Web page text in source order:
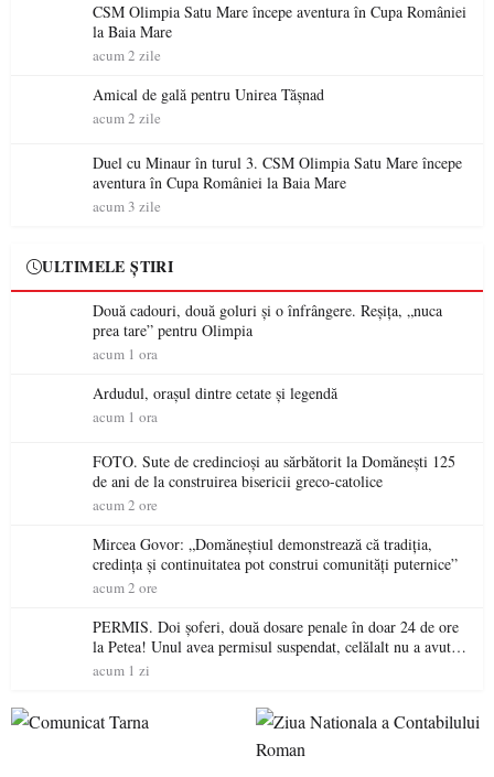
CSM Olimpia Satu Mare începe aventura în Cupa României
la Baia Mare
acum 2 zile
Amical de gală pentru Unirea Tășnad
acum 2 zile
Duel cu Minaur în turul 3. CSM Olimpia Satu Mare începe
aventura în Cupa României la Baia Mare
acum 3 zile
ULTIMELE ȘTIRI
Două cadouri, două goluri și o înfrângere. Reșița, „nuca
prea tare” pentru Olimpia
acum 1 ora
Ardudul, orașul dintre cetate și legendă
acum 1 ora
FOTO. Sute de credincioși au sărbătorit la Domănești 125
de ani de la construirea bisericii greco-catolice
acum 2 ore
Mircea Govor: „Domăneștiul demonstrează că tradiția,
credința și continuitatea pot construi comunități puternice”
acum 2 ore
PERMIS. Doi șoferi, două dosare penale în doar 24 de ore
la Petea! Unul avea permisul suspendat, celălalt nu a avut
niciodată permis
acum 1 zi